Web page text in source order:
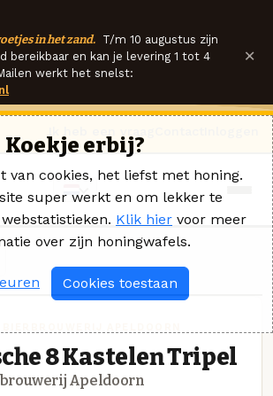
in het zand. T/m 10 augustus zijn
bereikbaar en kan je levering 1 tot 4
werkt het snelst:
×
8 Kastelen Tripel
Apeldoorn
Koekje erbij?
van cookies, het liefst met honing.
super werkt en om lekker te
Klik hier voor meer
over zijn honingwafels.
Cookies toestaan